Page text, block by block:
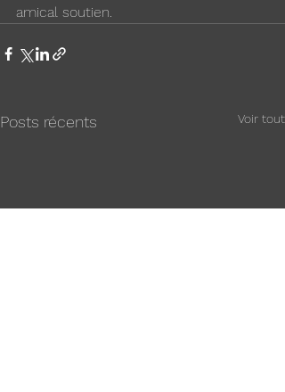
amical soutien.
Posts récents Voir tout